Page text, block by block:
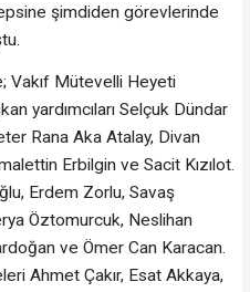
şimdiden görevlerinde
Vakıf Mütevelli Heyeti
yardımcıları Selçuk Dündar
Rana Aka Atalay, Divan
Erbilgin ve Sacit Kızılot.
Erdem Zorlu, Savaş
Öztomurcuk, Neslihan
ve Ömer Can Karacan.
Ahmet Çakır, Esat Akkaya,